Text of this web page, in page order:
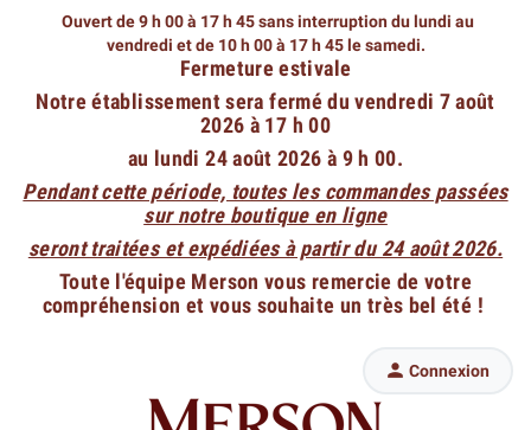
Ouvert de 9 h 00 à 17 h 45 sans interruption du lundi au
vendredi et de 10 h 00 à 17 h 45 le samedi.
Fermeture estivale
Notre établissement sera fermé du vendredi 7 août
2026 à 17 h 00
au lundi 24 août 2026 à 9 h 00.
Pendant cette période, toutes les commandes passées
sur notre boutique en ligne
seront traitées et expédiées à partir du 24 août 2026.
Toute l'équipe Merson vous remercie de votre
compréhension et vous souhaite un très bel été !
 Connexion